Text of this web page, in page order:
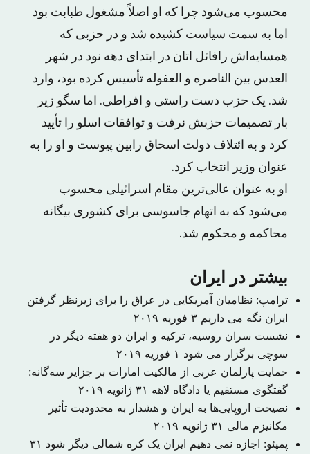
محسوب می‌شود چرا که او اصلاً مشغول طبابت بود
اما به سمت سیاست کشیده شد و در حزبی که
همسایه‌اش رافائل اتان در ابتدای دهه نود در شهر
العدس بین الناصره و العفوله تأسیس کرده بود، وارد
شد. یک حزب دست راستی و افراطی. اما سگو زیر
بار تصمیمات حزبش نرفت و توافقات اسلو را تأیید
کرد و به ائتلاف دولت اسحاق رابین پیوست و او را به
عنوان وزیر انتخاب کرد.
او به عنوان عالی‌ترین مقام اسرائیلی محسوب
می‌شود که به اتهام جاسوسی برای کشوری بیگانه
محاکمه و محکوم شد.
بیشتر در ایران
ترامپ: نظامیان آمریکایی در عراق را برای زیرنظر گرفتن
ایران نگه می داریم ۳ فوریه ۲۰۱۹
نشست سران روسیه، ترکیه و ایران دو هفته دیگر در
سوچی برگزار می شود ۱ فوریه ۲۰۱۹
حمایت پارلمان عربی از مالکیت امارات بر جزایر سه‌گانه:
گفتگوی مستقیم یا دادگاه لاهه ۳۱ ژانویه ۲۰۱۹
نصیحت اروپایی‌ها به ایران و هشدار به محدودیت تأثیر
مکانیزم مالی ۳۱ ژانویه ۲۰۱۹
پمپئو: اجازه نمی دهیم ایران یک کره شمالی دیگر شود ۳۱